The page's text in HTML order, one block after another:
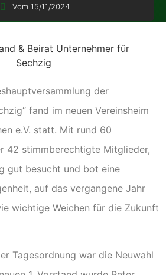
Vom 15/11/2024
der
fand im neuen Vereinsheim
e.V. statt. Mit rund 60
42 stimmberechtigte Mitglieder,
gut besucht und bot eine
auf das vergangene Jahr
wichtige Weichen für die Zukunft
Tagesordnung war die Neuwahl